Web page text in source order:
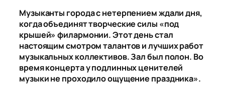
Музыканты города с нетерпением ждали дня,
когда объединят творческие силы «под
крышей» филармонии. Этот день стал
настоящим смотром талантов и лучших работ
музыкальных коллективов. Зал был полон. Во
время концерта у подлинных ценителей
музыки не проходило ощущение праздника».